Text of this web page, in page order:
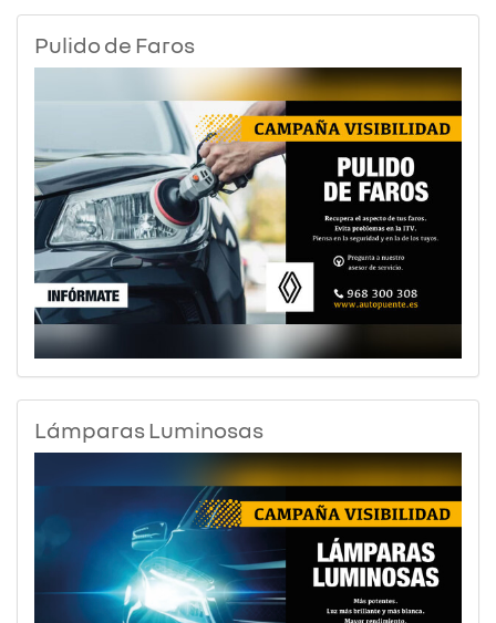
Pulido de Faros
Lámparas Luminosas